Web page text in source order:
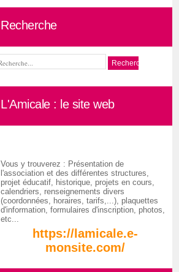
Recherche
L'Amicale : le site web
Vous y trouverez : Présentation de
l'association et des différentes structures,
projet éducatif, historique, projets en cours,
calendriers, renseignements divers
(coordonnées, horaires, tarifs,...), plaquettes
d'information, formulaires d'inscription, photos,
etc...
https://lamicale.e-
monsite.com/